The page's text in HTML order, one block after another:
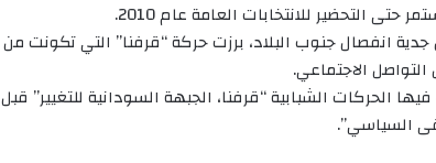
أنه في 14 مايو 2010 إثر الحديث عن جدية انفصال جنوب البلاد، برزت حركة “قرفنا” التي تكونت من
الاجتماعي.
فيها الحركات الشبابية “قرفنا، الجبهة السودانية للتغيير” قبل
السياسي”.